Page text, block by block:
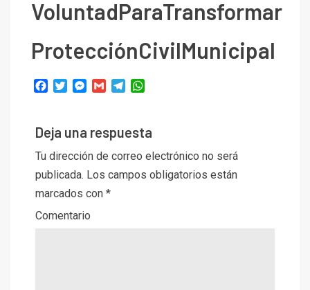
VoluntadParaTransformar
ProtecciónCivilMunicipal
Facebook
TwitterMessenger
Gmail Telegram
Deja una respuesta
Tu dirección de correo electrónico no será
publicada. Los campos obligatorios están
marcados con *
Comentario